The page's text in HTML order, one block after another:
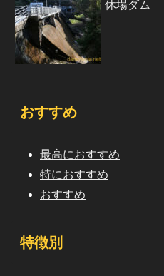
休場ダム
おすすめ
最高におすすめ
特におすすめ
おすすめ
特徴別